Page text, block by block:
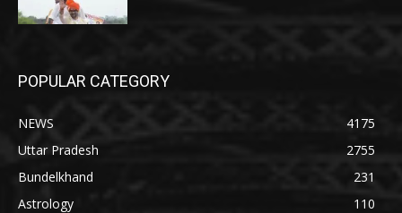
POPULAR CATEGORY
NEWS
4175
Uttar Pradesh
2755
Bundelkhand
231
Astrology
110